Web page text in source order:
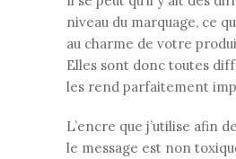
niveau du marquage, ce
au charme de votre
Elles sont donc toutes
les rend parfaitement
L’encre que j’utilise afin
le message est non